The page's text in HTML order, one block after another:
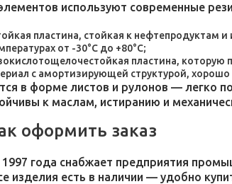
используют современные
пластина, стойкая к нефтепродуктам и
от -30°C до +80°C;
пластина, которую
с амортизирующей структурой,
в форме листов и рулонов — легко
к маслам, истиранию и
оформить заказ
1997 года снабжает предприятия
изделия есть в наличии — удобно